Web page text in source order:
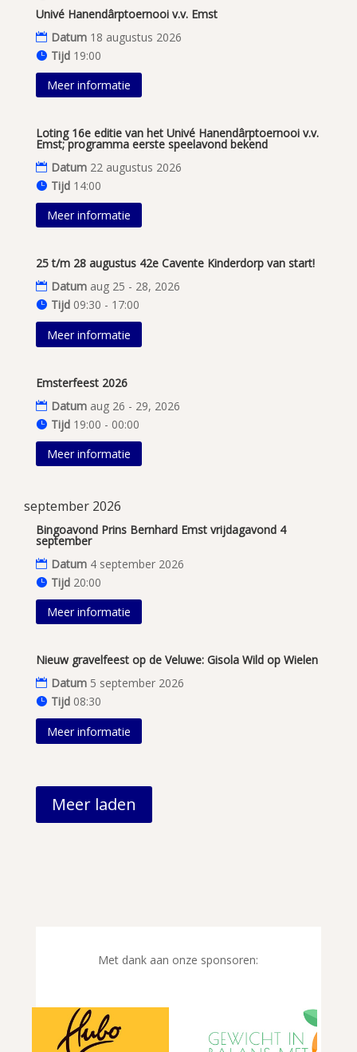
Univé Hanendârptoernooi v.v. Emst
Datum 18 augustus 2026
Tijd 19:00
Meer informatie
Loting 16e editie van het Univé Hanendârptoernooi v.v.
Emst; programma eerste speelavond bekend
Datum 22 augustus 2026
Tijd 14:00
Meer informatie
25 t/m 28 augustus 42e Cavente Kinderdorp van start!
Datum aug 25 - 28, 2026
Tijd 09:30 - 17:00
Meer informatie
Emsterfeest 2026
Datum aug 26 - 29, 2026
Tijd 19:00 - 00:00
Meer informatie
september 2026
Bingoavond Prins Bernhard Emst vrijdagavond 4
september
Datum 4 september 2026
Tijd 20:00
Meer informatie
Nieuw gravelfeest op de Veluwe: Gisola Wild op Wielen
Datum 5 september 2026
Tijd 08:30
Meer informatie
Meer laden
Met dank aan onze sponsoren: